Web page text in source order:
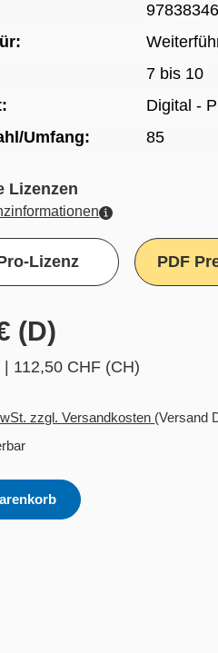
7 bis 10
Digital -
Umfang:
85
Lizenzen
Lizenz PDF
(D)
| 112,50 CHF (CH)
zzgl. Versandkosten (Versand